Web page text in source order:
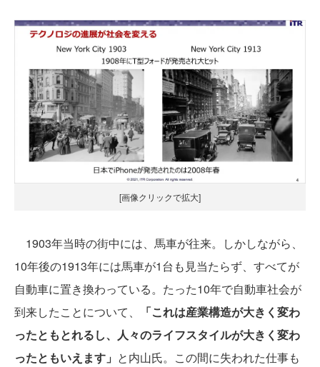
[画像クリックで拡大]
1903年当時の街中には、馬車が往来。しかしながら、
10年後の1913年には馬車が1台も見当たらず、すべてが
自動車に置き換わっている。たった10年で自動車社会が
到来したことについて、
「これは産業構造が大きく変わ
ったともとれるし、人々のライフスタイルが大きく変わ
ったともいえます」 と内山氏。この間に失われた仕事も